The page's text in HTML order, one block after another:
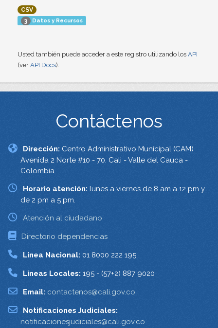
CSV
3 Datos y Recursos
Usted también puede acceder a este registro utilizando los API
(ver API Docs).
Contáctenos
Dirección: Centro Administrativo Municipal (CAM)
Avenida 2 Norte #10 - 70. Cali - Valle del Cauca -
Colombia.
Horario atención: lunes a viernes de 8 am a 12 pm y
de 2 pm a 5 pm.
Atención al ciudadano
Directorio dependencias
Linea Nacional: 01 8000 222 195
Lineas Locales: 195 - (57+2) 887 9020
Email: contactenos@cali.gov.co
Notificaciones Judiciales:
notificacionesjudiciales@cali.gov.co